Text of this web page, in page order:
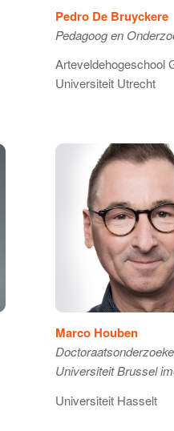
Pedro De Bruyckere
Pedagoog en
Arteveldehogeschool
Universiteit Utrecht
Marco Houben
Universiteit Brussel
Universiteit Hasselt